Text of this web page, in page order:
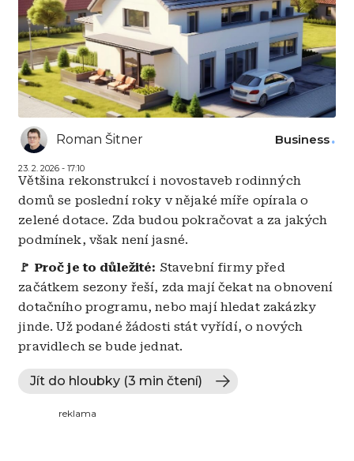
Roman Šitner
23. 2. 2026 - 17:10
Business
Většina rekonstrukcí i novostaveb rodinných
domů se poslední roky v nějaké míře opírala o
zelené dotace. Zda budou pokračovat a za jakých
podmínek, však není jasné.
🚩 Proč je to důležité: Stavební firmy před
začátkem sezony řeší, zda mají čekat na obnovení
dotačního programu, nebo mají hledat zakázky
jinde. Už podané žádosti stát vyřídí, o nových
pravidlech se bude jednat.
Jít do hloubky (3 min čtení)
reklama